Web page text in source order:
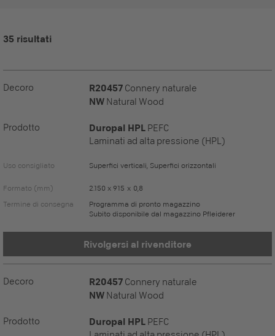
35 risultati
Decoro R20457 Connery naturale
NW Natural Wood
Prodotto Duropal HPL PEFC
Laminati ad alta pressione (HPL)
Uso consigliato Superfici verticali, Superfici orizzontali
Formato (mm)
2.150 x 915 x 0,8
Termine di consegna
Programma di pronto magazzino
Subito disponibile dal magazzino Pfleiderer
Rivolgersi al rivenditore
Decoro R20457 Connery naturale
NW Natural Wood
Prodotto Duropal HPL PEFC